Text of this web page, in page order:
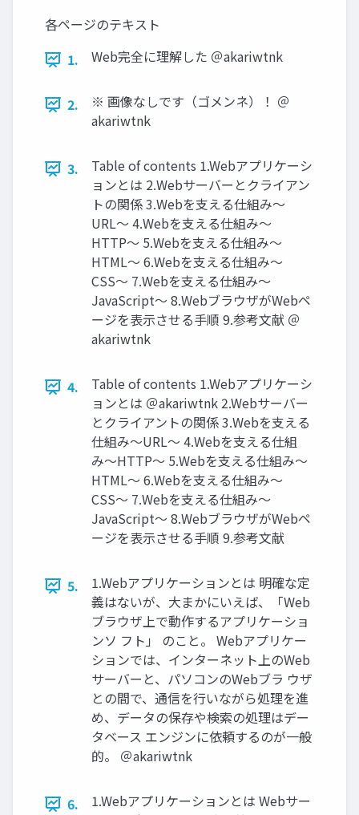
各ページのテキスト
1.
Web完全に理解した ＠akariwtnk
2.
※ 画像なしです（ゴメンネ）！ ＠
akariwtnk
3.
Table of contents 1.Webアプリケーシ
ョンとは 2.Webサーバーとクライアン
トの関係 3.Webを⽀える仕組み〜
URL〜 4.Webを⽀える仕組み〜
HTTP〜 5.Webを⽀える仕組み〜
HTML〜 6.Webを⽀える仕組み〜
CSS〜 7.Webを⽀える仕組み〜
JavaScript〜 8.WebブラウザがWebペ
ージを表⽰させる⼿順 9.参考⽂献 ＠
akariwtnk
4.
Table of contents 1.Webアプリケーシ
ョンとは ＠akariwtnk 2.Webサーバー
とクライアントの関係 3.Webを⽀える
仕組み〜URL〜 4.Webを⽀える仕組
み〜HTTP〜 5.Webを⽀える仕組み〜
HTML〜 6.Webを⽀える仕組み〜
CSS〜 7.Webを⽀える仕組み〜
JavaScript〜 8.WebブラウザがWebペ
ージを表⽰させる⼿順 9.参考⽂献
5.
1.Webアプリケーションとは 明確な定
義はないが、⼤まかにいえば、「Web
ブラウザ上で動作するアプリケーショ
ンソ フト」 のこと。 Webアプリケー
ションでは、インターネット上のWeb
サーバーと、パソコンのWebブラ ウザ
との間で、通信を⾏いながら処理を進
め、データの保存や検索の処理はデー
タベース エンジンに依頼するのが⼀般
的。 ＠akariwtnk
6.
1.Webアプリケーションとは Webサー